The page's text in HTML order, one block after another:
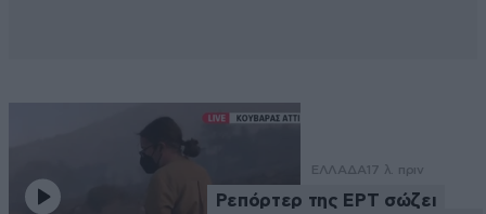
ΕΛΛΑΔΑ 17 λ. πριν
Ρεπόρτερ της ΕΡΤ σώζει